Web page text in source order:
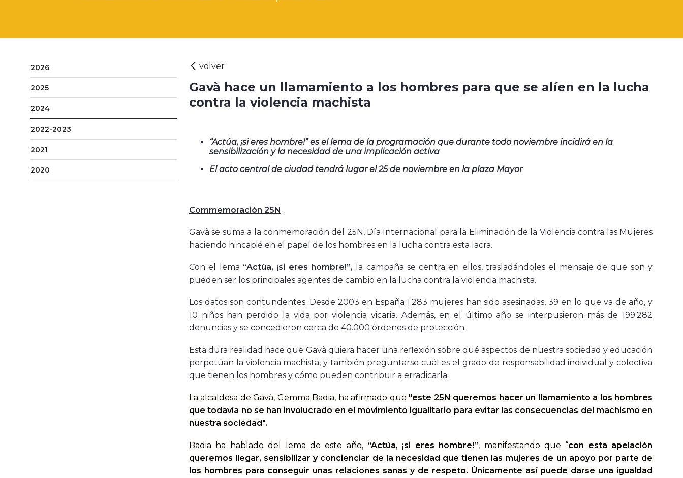
2026
2025
2024
2022-2023
2021
2020
Gavà hace un llamamiento a los hombres para que se alíen en la lucha
contra la violencia machista
“Actúa, ¡si eres hombre!” es el lema de la programación que durante todo noviembre incidirá en la
sensibilización y la necesidad de una implicación activa
El acto central de ciudad tendrá lugar el 25 de noviembre en la plaza Mayor
Commemoración 25N
Gavà se suma a la conmemoración del 25N, Día Internacional para la Eliminación de la Violencia contra las Mujeres
haciendo hincapié en el papel de los hombres en la lucha contra esta lacra.
Con el lema “Actúa, ¡si eres hombre!”, la campaña se centra en ellos, trasladándoles el mensaje de que son y
pueden ser los principales agentes de cambio en la lucha contra la violencia machista.
Los datos son contundentes. Desde 2003 en España 1.283 mujeres han sido asesinadas, 39en lo que va de año, y
10 niños han perdido la vida por violencia vicaria. Además, en el último año se interpusieron más de 199.282
denuncias y se concedieron cerca de 40.000 órdenes de protección.
Esta dura realidad hace que Gavà quiera hacer una reflexión sobre qué aspectos de nuestra sociedad y educación
perpetúan la violencia machista, y también preguntarse cuál es el grado de responsabilidad individual y colectiva
que tienen los hombres y cómo pueden contribuir a erradicarla.
La alcaldesa de Gavà, Gemma Badia, ha afirmado que "este 25N queremos hacer un llamamiento a los hombres
que todavía no se han involucrado en el movimiento igualitario para evitar las consecuencias del machismo en
nuestra sociedad".
Badia ha hablado del lema de este año, “Actúa, ¡si eres hombre!”, manifestando que “con esta apelación
queremos llegar, sensibilizar y concienciar de la necesidad que tienen las mujeres de un apoyo por parte de
los hombres para conseguir unas relaciones sanas y de respeto. Únicamente así puede darse una igualdad